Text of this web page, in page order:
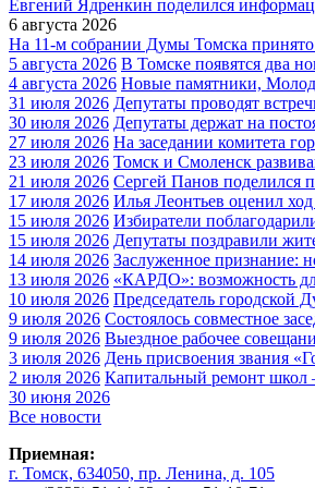
Евгений Ядренкин поделился
6 августа 2026
На 11-м собрании Думы Томска
5 августа 2026 В Томске появятся два
4 августа 2026 Новые памятники,
31 июля 2026 Депутаты проводят
30 июля 2026 Депутаты держат на
27 июля 2026 На заседании комитета
23 июля 2026 Томск и Смоленск
21 июля 2026 Сергей Панов поделился
17 июля 2026 Илья Леонтьев оценил
15 июля 2026 Избиратели
15 июля 2026 Депутаты поздравили
14 июля 2026 Заслуженное признание:
13 июля 2026 «КАРДО»: возможность
10 июля 2026 Председатель городской
9 июля 2026 Состоялось совместное
9 июля 2026 Выездное рабочее
3 июля 2026 День присвоения звания
2 июля 2026 Капитальный ремонт школ
30 июня 2026
Все новости
Приемная:
г. Томск, 634050, пр. Ленина, д. 105